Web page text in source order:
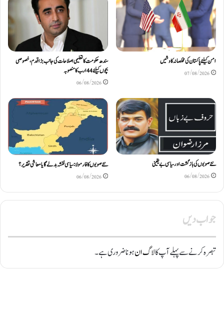
امن کیلئے پاکستان کی مخلصانہ کاوشیں
07/08/2026
سندھ حکومت کا تعلیمی اصلاحات کی جانب بڑا قدم، خصوصی
بچوں کیلئے44 ارب کا منصوبہ
06/08/2026
نئے صوبوں کی بازگشت اور سیاسی بے یقینی
06/08/2026
نئے صوبوں کا فارمولا: سیاسی نقشہ بدلے گا یا معاشی تقدیر؟
06/08/2026
جواب دیں
تبصرہ کرنے سے پہلے آپ کالاگ انہونا ضروری ہے۔